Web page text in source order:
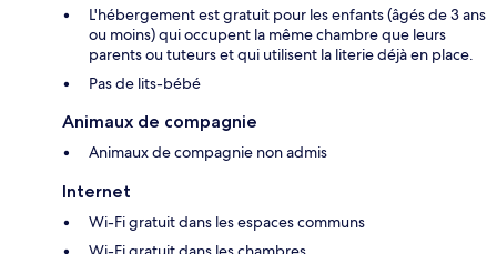
L'hébergement est gratuit pour les enfants (âgés de 3 ans
ou moins) qui occupent la même chambre que leurs
parents ou tuteurs et qui utilisent la literie déjà en place.
Pas de lits-bébé
Animaux de compagnie
Animaux de compagnie non admis
Internet
Wi-Fi gratuit dans les espaces communs